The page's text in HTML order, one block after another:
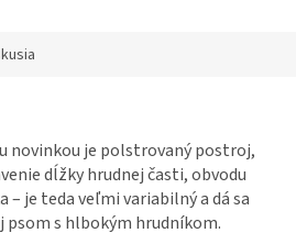
novinkou je polstrovaný postroj,
dĺžky hrudnej časti, obvodu
– je teda veľmi variabilný a dá sa
s hlbokým hrudníkom.